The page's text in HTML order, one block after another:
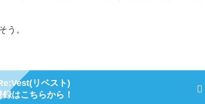
う。
リベスト)
録はこちらから！